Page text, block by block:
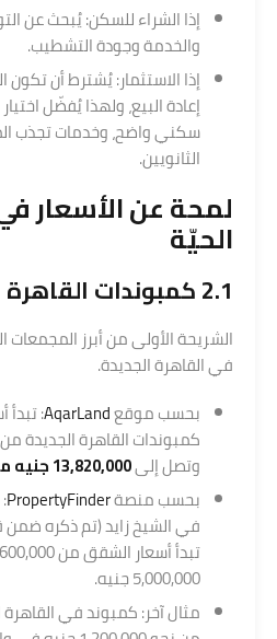
إذا الشراء للسكن: يُبحث عن
والخدمة وجودة التشطيب.
إذا الاستثمار: يُشترط أن تكون
إعادة البيع، ولهذا يُفضّل
سكني واضح، وخدمات تجذب
الثانويين.
لمحة عن الأسعار
الحيّة
2.1 كمبوندات القاهرة الجديدة
الشريحة الأولى من أبرز
في القاهرة الجديدة.
بحسب موقعAqarLand
:
كمبوندات القاهرة الجديدة من
وتصل إلى13,820,000 جنيه مصري
بحسب منصةPropertyFinder
:
في الشيخ زايد (تم ذكره
5,000,000 جنيه.
مثال آخر: كمبوند في